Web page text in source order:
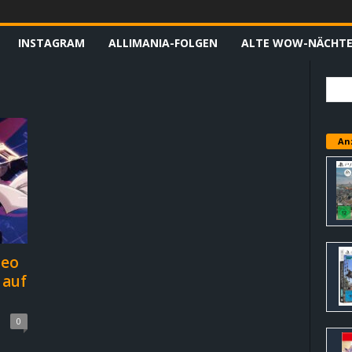
INSTAGRAM ALLIMANIA-FOLGEN ALTE WOW-NÄCHTE
0